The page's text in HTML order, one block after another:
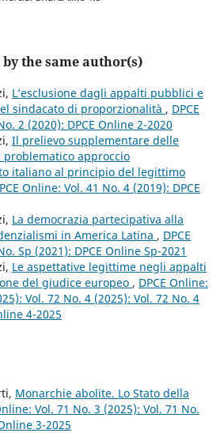
the same author(s)
L’esclusione dagli appalti pubblici e
sindacato di proporzionalità , DPCE
2 (2020): DPCE Online 2-2020
Il prelievo supplementare delle
approccio
italiano al principio del legittimo
Online: Vol. 41 No. 4 (2019): DPCE
La democrazia partecipativa alla
in America Latina , DPCE
Sp (2021): DPCE Online Sp-2021
Le aspettative legittime negli appalti
del giudice europeo , DPCE Online:
Vol. 72 No. 4 (2025): Vol. 72 No. 4
4-2025
Monarchie abolite. Lo Stato della
Vol. 71 No. 3 (2025): Vol. 71 No.
3-2025